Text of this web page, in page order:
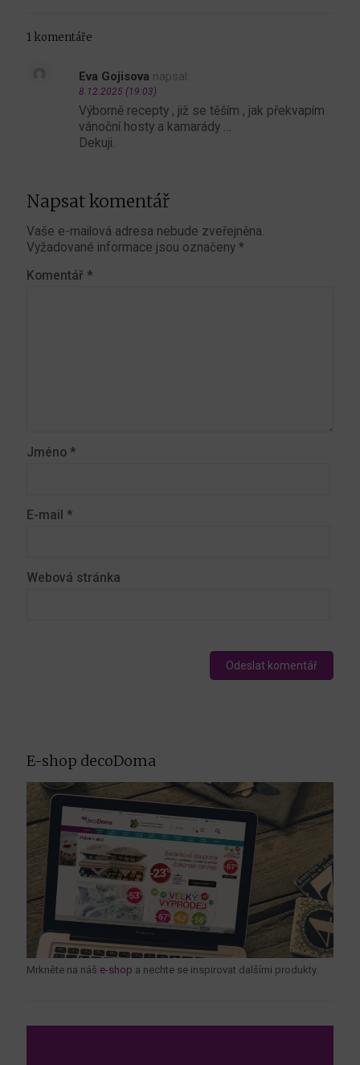
1 komentáře
Eva Gojisova napsal:
8.12.2025 (19:03)
Výborně recepty , již se těším , jak překvapím
vánoční hosty a kamarády …
Dekuji.
Napsat komentář
Vaše e-mailová adresa nebude zveřejněna.
Vyžadované informace jsou označeny *
Komentář *
Jméno *
E-mail *
Webová stránka
E-shop decoDoma
Mrkněte na náš e-shop a nechte se inspirovat dalšími produkty.